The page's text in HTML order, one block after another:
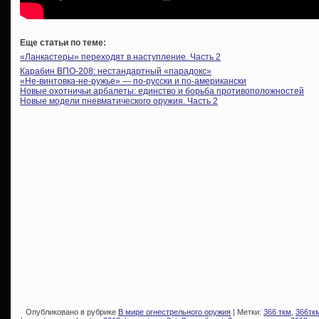
Еще статьи по теме:
«Ланкастеры» переходят в наступление. Часть 2
Карабин ВПО-208: нестандартный «парадокс»
«Не-винтовка-не-ружье» — по-русски и по-американски
Новые охотничьи арбалеты: единство и борьба противоположностей
Новые модели пневматического оружия. Часть 2
Опубликовано в рубрике В мире огнестрельного оружия | Метки: 366 ткм,